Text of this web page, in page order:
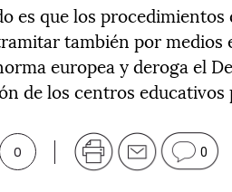
es que los
también por medios
europea y deroga el
de los centros educativos
0 0